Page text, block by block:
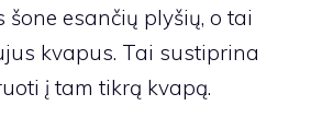
esančių plyšių, o tai
kvapus. Tai sustiprina
į tam tikrą kvapą.